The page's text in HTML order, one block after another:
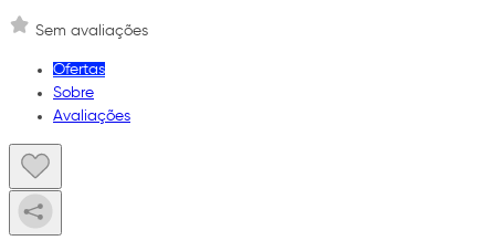
Sem avaliações
Ofertas
Sobre
Avaliações